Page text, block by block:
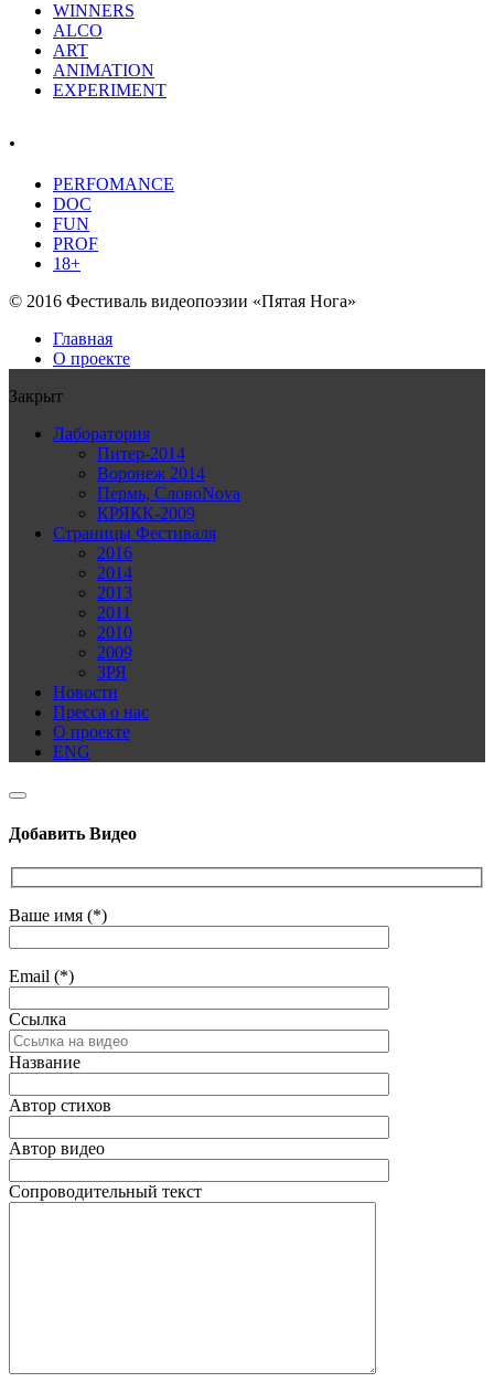
WINNERS
ALCO
ART
ANIMATION
EXPERIMENT
.
PERFOMANCE
DOC
FUN
PROF
18+
© 2016 Фестиваль видеопоэзии «Пятая Нога»
Главная
О проекте
Закрыт
Лаборатория
Питер-2014
Воронеж 2014
Пермь, СловоNova
КРЯКК-2009
Страницы Фестиваля
2016
2014
2013
2011
2010
2009
ЗРЯ
Новости
Пресса о нас
О проекте
ENG
Добавить Видео
Ваше имя (*)
Email (*)
Ссылка
Название
Автор стихов
Автор видео
Сопроводительный текст